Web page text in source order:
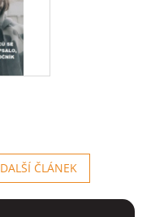
DALŠÍ ČLÁNEK